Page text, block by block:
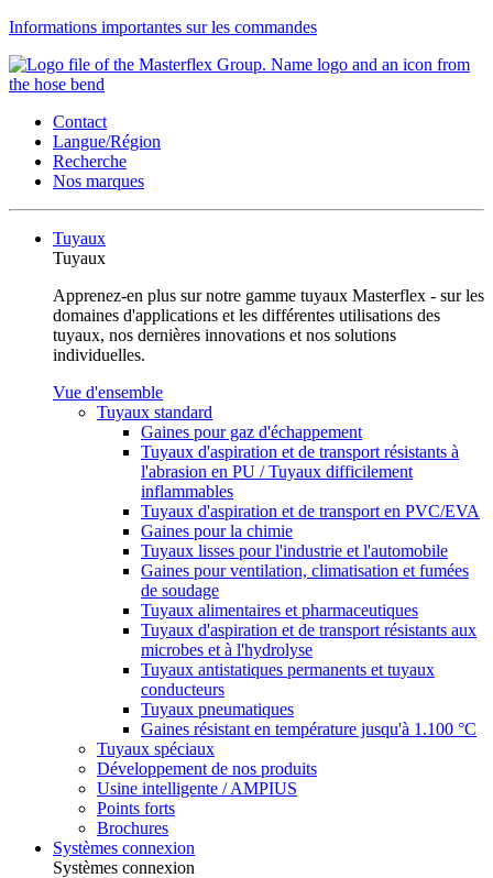
Informations importantes sur les commandes
Contact
Langue/Région
Recherche
Nos marques
Tuyaux
Tuyaux
Apprenez-en plus sur notre gamme tuyaux Masterflex - sur les
domaines d'applications et les différentes utilisations des
tuyaux, nos dernières innovations et nos solutions
individuelles.
Vue d'ensemble
Tuyaux standard
Gaines pour gaz d'échappement
Tuyaux d'aspiration et de transport résistants à
l'abrasion en PU / Tuyaux difficilement
inflammables
Tuyaux d'aspiration et de transport en PVC/EVA
Gaines pour la chimie
Tuyaux lisses pour l'industrie et l'automobile
Gaines pour ventilation, climatisation et fumées
de soudage
Tuyaux alimentaires et pharmaceutiques
Tuyaux d'aspiration et de transport résistants aux
microbes et à l'hydrolyse
Tuyaux antistatiques permanents et tuyaux
conducteurs
Tuyaux pneumatiques
Gaines résistant en température jusqu'à 1.100 °C
Tuyaux spéciaux
Développement de nos produits
Usine intelligente / AMPIUS
Points forts
Brochures
Systèmes connexion
Systèmes connexion